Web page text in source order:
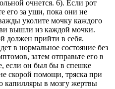
очнется. 6). Если рот
его за уши, пока они не
уколите мочку каждого
вышли из каждой мочки.
должен прийти в себя.
в нормальное состояние без
затем отправьте его в
если он был бы в спешке
скорой помощи, тряска при
капилляры в мозгу жертвы